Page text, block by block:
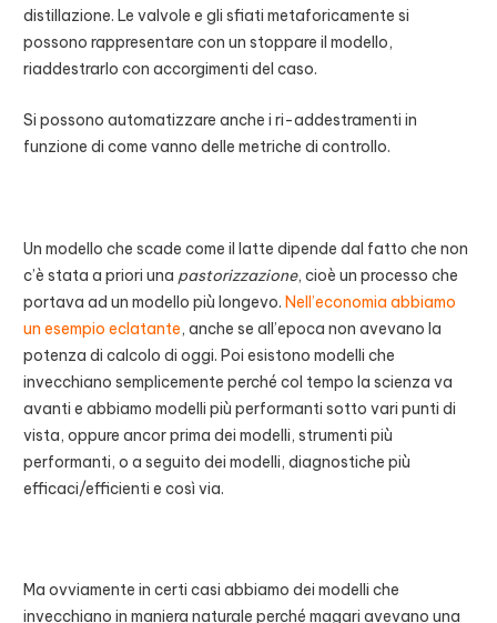
distillazione. Le valvole e gli sfiati metaforicamente si
possono rappresentare con un stoppare il modello,
riaddestrarlo con accorgimenti del caso.
Si possono automatizzare anche i ri-addestramenti in
funzione di come vanno delle metriche di controllo.
Un modello che scade come il latte dipende dal fatto che non
c’è stata a priori una pastorizzazione, cioè un processo che
portava ad un modello più longevo.Nell’economia abbiamo
un esempio eclatante, anche se all’epoca non avevano la
potenza di calcolo di oggi. Poi esistono modelli che
invecchiano semplicemente perché col tempo la scienza va
avanti e abbiamo modelli più performanti sotto vari punti di
vista, oppure ancor prima dei modelli, strumenti più
performanti, o a seguito dei modelli, diagnostiche più
efficaci/efficienti e così via.
Ma ovviamente in certi casi abbiamo dei modelli che
invecchiano in maniera naturale perché magari avevano una